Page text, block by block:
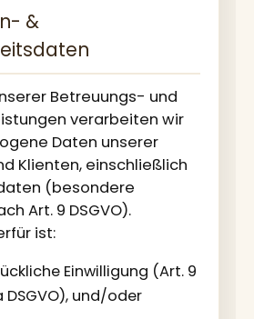
&
Betreuungs- und
verarbeiten wir
Daten unserer
Klienten, einschließlich
(besondere
Art. 9 DSGVO).
ist:
Einwilligung (Art. 9
DSGVO), und/oder